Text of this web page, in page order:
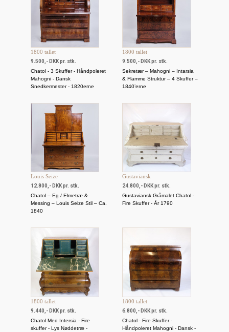
1800 tallet
9.500,- DKK pr. stk.
Chatol - 3 Skuffer - Håndpoleret
Mahogni - Dansk
Snedkermester - 1820erne
1800 tallet
9.500,- DKK pr. stk.
Sekretær – Mahogni – Intarsia
& Flamme Struktur – 4 Skuffer –
1840’erne
Louis Seize
12.800,- DKK pr. stk.
Chatol – Eg / Elmetræ &
Messing – Louis Seize Stil – Ca.
1840
Gustaviansk
24.800,- DKK pr. stk.
Gustaviansk Gråmalet Chatol -
Fire Skuffer - År 1790
1800 tallet
9.440,- DKK pr. stk.
Chatol Med Intersia - Fire
skuffer - Lys Nøddetræ -
1800 tallet
6.800,- DKK pr. stk.
Chatol - Fire Skuffer -
Håndpoleret Mahogni - Dansk -